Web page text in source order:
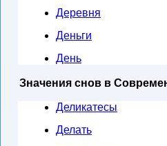
Деревня
Деньги
День
Значения снов в
Деликатесы
Делать